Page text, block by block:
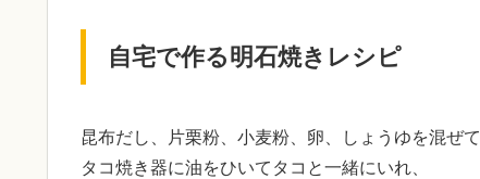
自宅で作る明石焼きレシピ
昆布だし、片栗粉、小麦粉、卵、しょうゆを混ぜて
タコ焼き器に油をひいてタコと一緒にいれ、